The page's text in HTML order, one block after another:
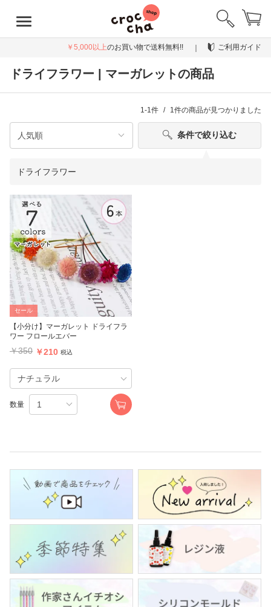
￥5,000以上のお買い物で送料無料!! ご利用ガイド
ドライフラワー | マーガレットの商品
1-1件 1件の商品が見つかりました
条件で絞り込む
ドライフラワー
セール
【小分け】マーガレット ドライフラ
ワー フロールエバー
￥350 ￥210 税込
数量